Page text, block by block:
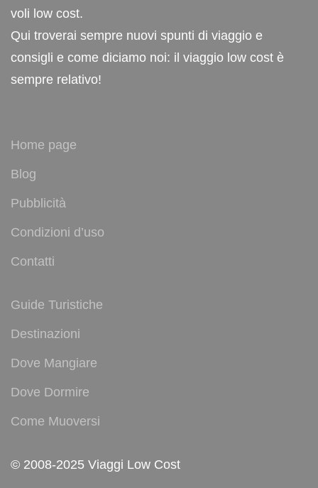
voli low cost.
Qui troverai sempre nuovi spunti di viaggio e
consigli e come diciamo noi: il viaggio low cost è
sempre relativo!
Home page
Blog
Pubblicità
Condizioni d’uso
Contatti
Guide Turistiche
Destinazioni
Dove Mangiare
Dove Dormire
Come Muoversi
© 2008-2025 Viaggi Low Cost